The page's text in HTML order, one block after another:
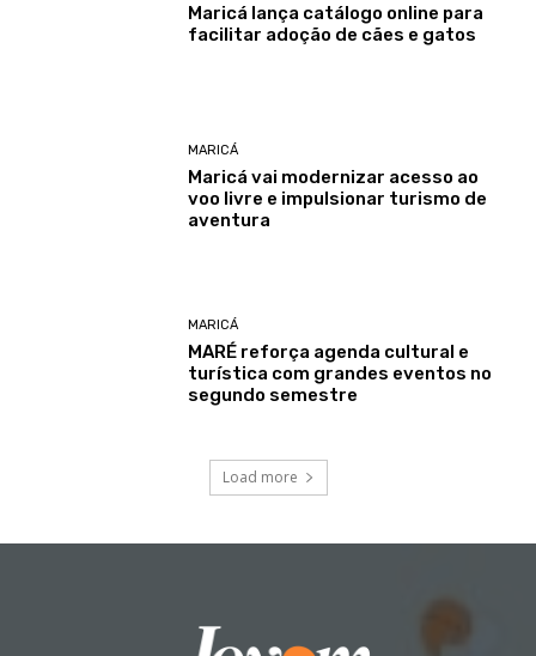
Maricá lança catálogo online para
facilitar adoção de cães e gatos
MARICÁ
Maricá vai modernizar acesso ao
voo livre e impulsionar turismo de
aventura
MARICÁ
MARÉ reforça agenda cultural e
turística com grandes eventos no
segundo semestre
Load more